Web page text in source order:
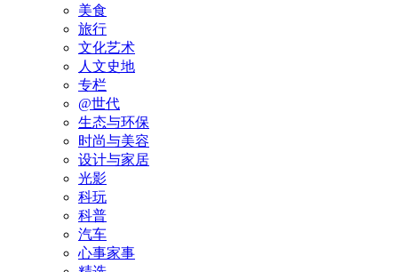
美食
旅行
文化艺术
人文史地
专栏
@世代
生态与环保
时尚与美容
设计与家居
光影
科玩
科普
汽车
心事家事